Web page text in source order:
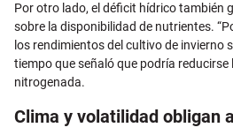
Por otro lado, el déficit hídrico también
sobre la disponibilidad de nutrientes.
los rendimientos del cultivo de invierno
tiempo que señaló que podría
nitrogenada.
Clima y volatilidad obligan